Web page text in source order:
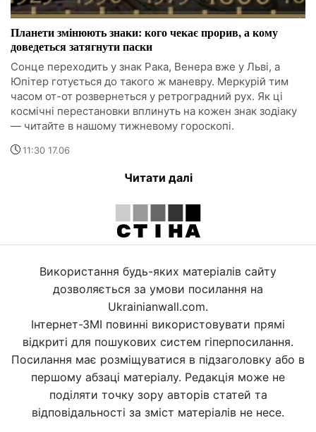
Планети змінюють знаки: кого чекає прорив, а кому
доведеться затягнути паски
Сонце переходить у знак Рака, Венера вже у Льві, а
Юпітер готується до такого ж маневру. Меркурій тим
часом от-от розвернеться у ретроградний рух. Як ці
космічні перестановки вплинуть на кожен знак зодіаку
— читайте в нашому тижневому гороскопі.
11:30 17.06
Читати далі
Використання будь-яких матеріалів сайту
дозволяється за умови посилання на
Ukrainianwall.com.
Інтернет-ЗМІ повинні використовувати прямі
відкриті для пошукових систем гіперпосилання.
Посилання має розміщуватися в підзаголовку або в
першому абзаці матеріалу. Редакція може не
поділяти точку зору авторів статей та
відповідальності за зміст матеріалів не несе.